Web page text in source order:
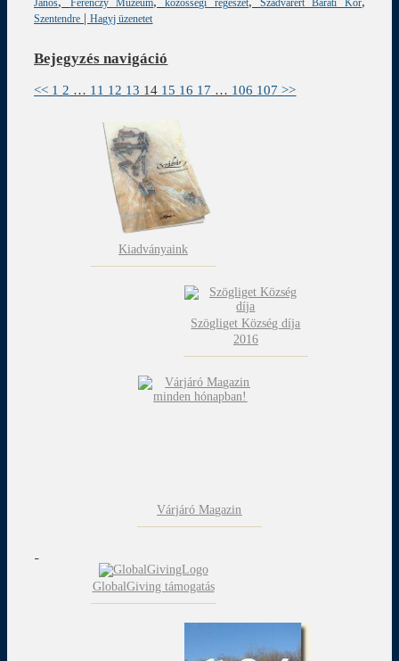
János Ferenczy Múzeum közösségi régészet Szádvárért Baráti Kör
Szentendre |Hagyj üzenetet
Bejegyzés navigáció
<< 1 2 … 11 12 13 14 15 16 17 … 106 107 >>
Kiadványaink
Szögliget Község díja
2016
Várjáró Magazin
GlobalGiving támogatás